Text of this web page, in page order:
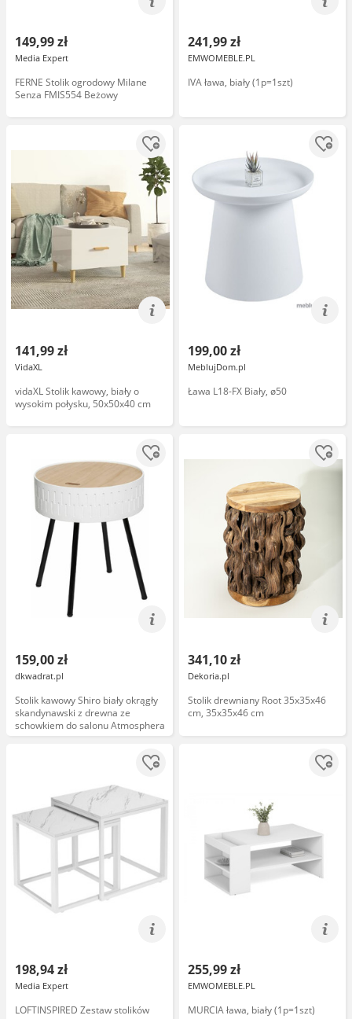
149,99 zł
Media Expert
FERNE Stolik ogrodowy Milane
Senza FMIS554 Beżowy
241,99 zł
EMWOMEBLE.PL
IVA ława, biały (1p=1szt)
141,99 zł
VidaXL
vidaXL Stolik kawowy, biały o
wysokim połysku, 50x50x40 cm
199,00 zł
MeblujDom.pl
Ława L18-FX Biały, ø50
159,00 zł
dkwadrat.pl
Stolik kawowy Shiro biały okrągły
skandynawski z drewna ze
schowkiem do salonu Atmosphera
341,10 zł
Dekoria.pl
Stolik drewniany Root 35x35x46
cm, 35x35x46 cm
198,94 zł
Media Expert
LOFTINSPIRED Zestaw stolików
255,99 zł
EMWOMEBLE.PL
MURCIA ława, biały (1p=1szt)